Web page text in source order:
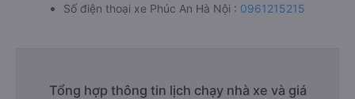
Số điện thoại xe Phúc An Hà Nội : 0961215215
Tổng hợp thông tin lịch chạy nhà xe và giá